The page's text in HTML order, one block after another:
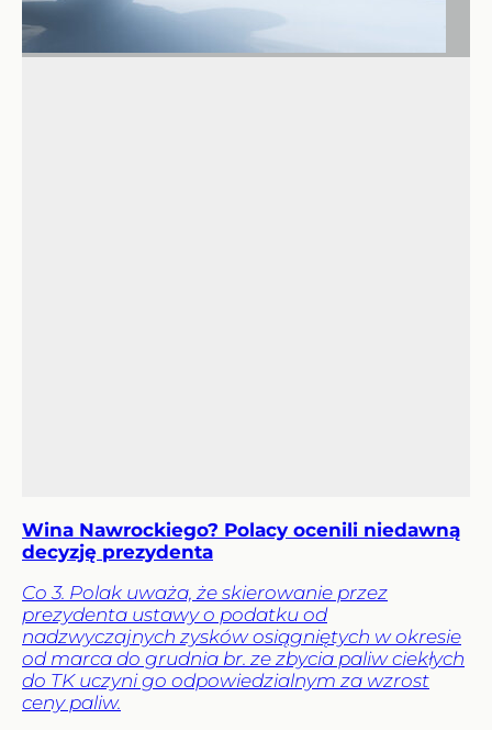
Wina Nawrockiego? Polacy ocenili niedawną
decyzję prezydenta
Co 3. Polak uważa, że skierowanie przez
prezydenta ustawy o podatku od
nadzwyczajnych zysków osiągniętych w okresie
od marca do grudnia br. ze zbycia paliw ciekłych
do TK uczyni go odpowiedzialnym za wzrost
ceny paliw.